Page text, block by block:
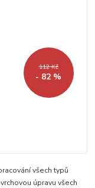
112 Kč
- 82 %
všech typů
úpravu všech